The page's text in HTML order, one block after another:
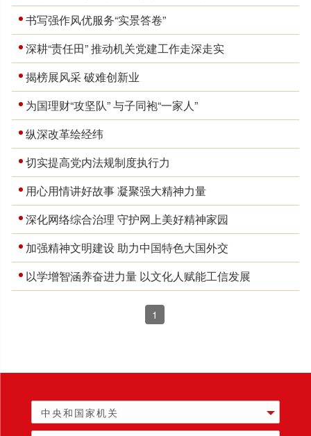
书写强作风优服务“实景答卷”
深耕“责任田” 推动机关党建工作走深走实
揭榜展风采 破难创新业
为国理财“攻坚队” 与子同袍“一家人”
纵深改革绘经纬
切实提高党内法规制度执行力
用心用情讲好故事 凝聚强大精神力量
深化网络综合治理 守护网上美好精神家园
加强精神文明建设 助力中国特色大国外交
以学增智涵养奋进力量 以文化人赋能工信发展
1
中央和国家机关